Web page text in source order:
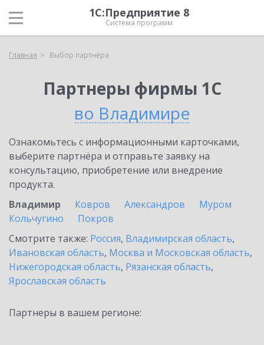
1С:Предприятие 8
Система программ
Главная Выбор партнёра
Партнеры фирмы 1С
во Владимире
Ознакомьтесь с информационными карточками,
выберите партнёра и отправьте заявку на
консультацию, приобретение или внедрение
продукта.
Владимир
Ковров Александров
Муром
Кольчугино
Покров
Смотрите также: Россия, Владимирская область,
Ивановская область, Москва и Московская область,
Нижегородская область, Рязанская область,
Ярославская область
Партнеры в вашем регионе: